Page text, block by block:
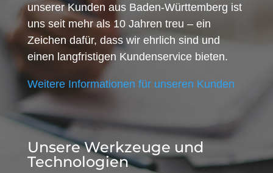
unserer Kunden aus Baden-Württemberg ist
uns seit mehr als 10 Jahren treu – ein
Zeichen dafür, dass wir ehrlich sind und
einen langfristigen Kundenservice bieten.
Weitere Informationen für unseren Kunden
Unsere Werkzeuge und
Technologien